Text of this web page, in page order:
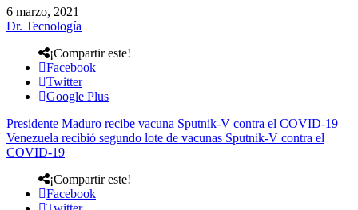
6 marzo, 2021
Dr. Tecnología
¡Compartir este!
Facebook
Twitter
Google Plus
Presidente Maduro recibe vacuna Sputnik-V contra el COVID-19
Venezuela recibió segundo lote de vacunas Sputnik-V contra el
COVID-19
¡Compartir este!
Facebook